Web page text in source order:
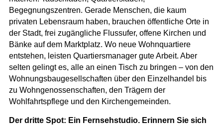
Begegnungszentren. Gerade Menschen, die kaum
privaten Lebensraum haben, brauchen öffentliche Orte in
der Stadt, frei zugängliche Flussufer, offene Kirchen und
Bänke auf dem Marktplatz. Wo neue Wohnquartiere
entstehen, leisten Quartiersmanager gute Arbeit. Aber
selten gelingt es, alle an einen Tisch zu bringen – von den
Wohnungsbaugesellschaften über den Einzelhandel bis
zu Wohngenossenschaften, den Trägern der
Wohlfahrtspflege und den Kirchengemeinden.
Der dritte Spot: Ein Fernsehstudio. Erinnern Sie sich